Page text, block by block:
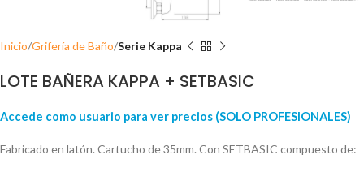
Inicio Grifería de Baño Serie Kappa
LOTE BAÑERA KAPPA + SETBASIC
Accede como usuario para ver precios (SOLO PROFESIONALES)
Fabricado en latón. Cartucho de 35mm. Con SETBASIC compuesto de: